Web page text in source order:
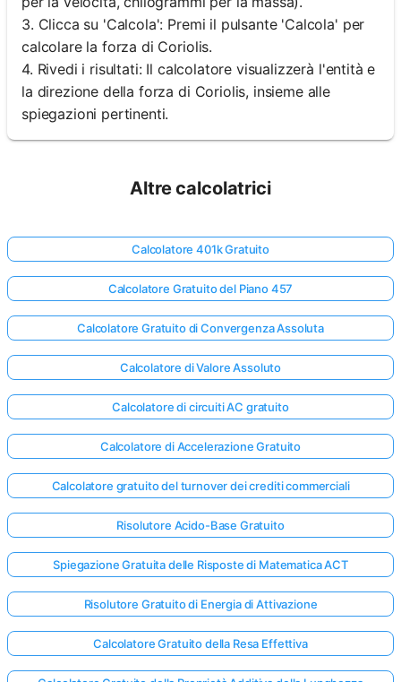
3. Clicca su 'Calcola': Premi il pulsante 'Calcola' per
calcolare la forza di Coriolis.
4. Rivedi i risultati: Il calcolatore visualizzerà l'entità e
la direzione della forza di Coriolis, insieme alle
spiegazioni pertinenti.
Altre calcolatrici
Calcolatore 401k Gratuito
Calcolatore Gratuito del Piano 457
Calcolatore Gratuito di Convergenza Assoluta
Calcolatore di Valore Assoluto
Calcolatore di circuiti AC gratuito
Calcolatore di Accelerazione Gratuito
Calcolatore gratuito del turnover dei crediti commerciali
Risolutore Acido-Base Gratuito
Spiegazione Gratuita delle Risposte di Matematica ACT
Risolutore Gratuito di Energia di Attivazione
Calcolatore Gratuito della Resa Effettiva